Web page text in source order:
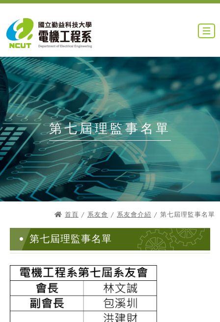
第七屆理監事名單
首頁 / 系友會 / 系友會介紹 / 第七屆理監事名單
第七屆理監事名單